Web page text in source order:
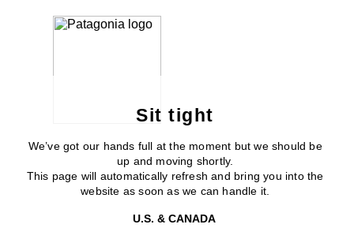
Sit tight
We’ve got our hands full at the moment but we should be
up and moving shortly.
This page will automatically refresh and bring you into the
website as soon as we can handle it.
U.S. & CANADA